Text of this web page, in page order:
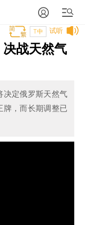
试听
T中
战天然气
决定俄罗斯天然气
牌，而长期调整已